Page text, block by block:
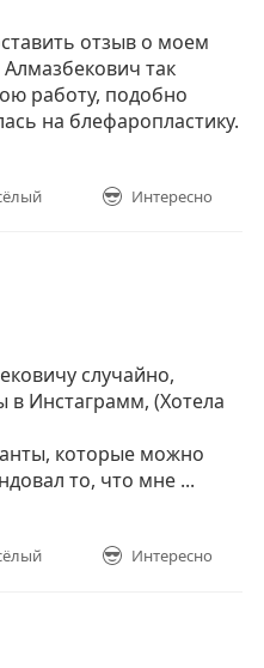
отзыв о моем
так
работу, подобно
на блефаропластику.
Интересно
случайно,
в Инстаграмм, (Хотела
которые можно
то, что мне ...
Интересно